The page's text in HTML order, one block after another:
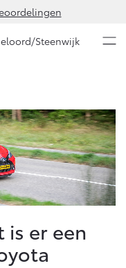
Steenwijk
er een